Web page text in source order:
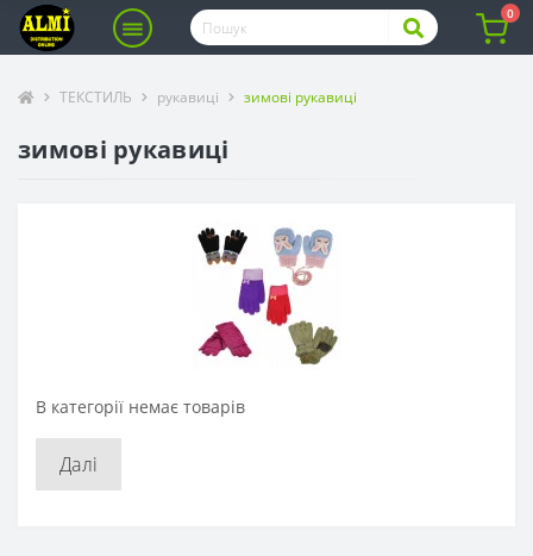
0
ТЕКСТИЛЬ рукавиці зимові рукавиці
зимові рукавиці
В категорії немає товарів
Далі